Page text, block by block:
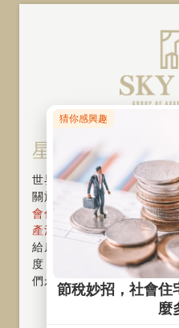
星鴻 ‧ 星華股份
世界再大也要回家，SKY
關於房屋物件〝租、管、
會住宅
、 包租代管 、
產活化
、 旅館經營 與
給房東及房客最重要的承
度，提供您高品質的服務
們永續經營的指標～歡迎隨